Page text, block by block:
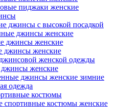
пиджаки женские
джинсы с высокой посадкой
джинсы женские
джинсы женские
джинсы женские
женской одежды
женские
джинсы женские зимние
одежда
костюмы
спортивные костюмы женские